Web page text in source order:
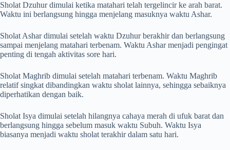
Sholat Dzuhur dimulai ketika matahari telah tergelincir ke arah barat.
Waktu ini berlangsung hingga menjelang masuknya waktu Ashar.
Sholat Ashar dimulai setelah waktu Dzuhur berakhir dan berlangsung
sampai menjelang matahari terbenam. Waktu Ashar menjadi pengingat
penting di tengah aktivitas sore hari.
Sholat Maghrib dimulai setelah matahari terbenam. Waktu Maghrib
relatif singkat dibandingkan waktu sholat lainnya, sehingga sebaiknya
diperhatikan dengan baik.
Sholat Isya dimulai setelah hilangnya cahaya merah di ufuk barat dan
berlangsung hingga sebelum masuk waktu Subuh. Waktu Isya
biasanya menjadi waktu sholat terakhir dalam satu hari.